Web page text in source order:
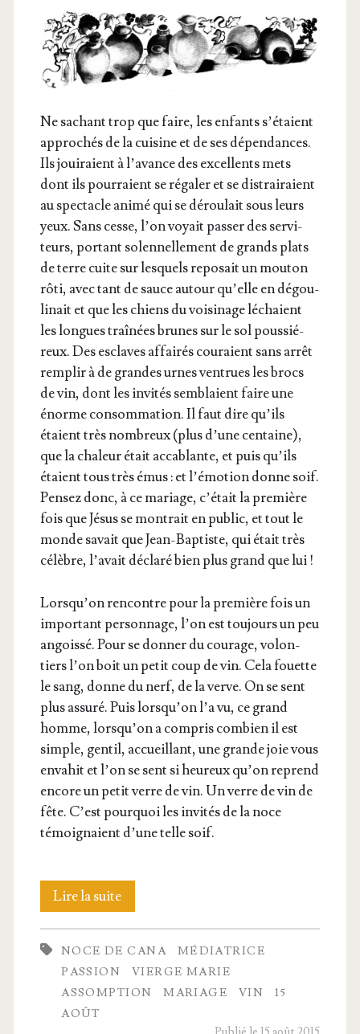
Ne sachant trop que faire, les enfants s’é­taient
appro­chés de la cui­sine et de ses dépen­dances.
Ils joui­raient à l’a­vance des excel­lents mets
dont ils pour­raient se réga­ler et se dis­trai­raient
au spec­tacle ani­mé qui se dérou­lait sous leurs
yeux. Sans cesse, l’on voyait pas­ser des ser­vi­
teurs, por­tant solen­nel­le­ment de grands plats
de terre cuite sur les­quels repo­sait un mou­ton
rôti, avec tant de sauce autour qu’elle en dégou­
li­nait et que les chiens du voi­si­nage léchaient
les longues traî­nées brunes sur le sol pous­sié­
reux. Des esclaves affai­rés cou­raient sans arrêt
rem­plir à de grandes urnes ven­trues les brocs
de vin, dont les invi­tés sem­blaient faire une
énorme consom­ma­tion. Il faut dire qu’ils
étaient très nom­breux (plus d’une cen­taine),
que la cha­leur était acca­blante, et puis qu’ils
étaient tous très émus : et l’é­mo­tion donne soif.
Pen­sez donc, à ce mariage, c’é­tait la pre­mière
fois que Jésus se mon­trait en public, et tout le
monde savait que Jean-Bap­tiste, qui était très
célèbre, l’a­vait décla­ré bien plus grand que lui !
Lors­qu’on ren­contre pour la pre­mière fois un
impor­tant per­son­nage, l’on est tou­jours un peu
angois­sé. Pour se don­ner du cou­rage, volon­
tiers l’on boit un petit coup de vin. Cela fouette
le sang, donne du nerf, de la verve. On se sent
plus assu­ré. Puis lors­qu’on l’a vu, ce grand
homme, lors­qu’on a com­pris com­bien il est
simple, gen­til, accueillant, une grande joie vous
enva­hit et l’on se sent si heu­reux qu’on reprend
encore un petit verre de vin. Un verre de vin de
fête. C’est pour­quoi les invi­tés de la noce
témoi­gnaient d’une telle soif.
Lire la suiteLa
Vierge
Marie,
de
NOCE DE CANA
MÉDIATRICE
PASSION
VIERGE MARIE
ASSOMPTION
MARIAGE VIN
15
AOÛT